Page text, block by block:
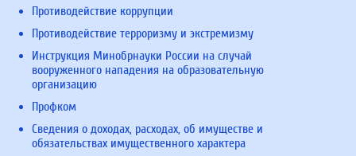
Противодействие коррупции
Противодействие терроризму и экстремизму
Инструкция Минобрнауки России на случай
вооруженного нападения на образовательную
организацию
Профком
Сведения о доходах, расходах, об имуществе и
обязательствах имущественного характера